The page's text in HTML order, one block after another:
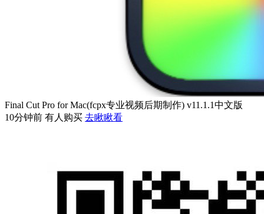
Final Cut Pro for Mac(fcpx专业视频后期制作) v11.1.1中文版
10分钟前 有人购买 去瞅瞅看